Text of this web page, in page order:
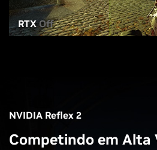
RTXOff
NVIDIA Reflex 2
Competindo em Alta